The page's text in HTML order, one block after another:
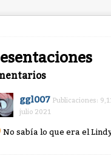
ggl007 Publicaciones:
julio 2021
No sabía lo que era el